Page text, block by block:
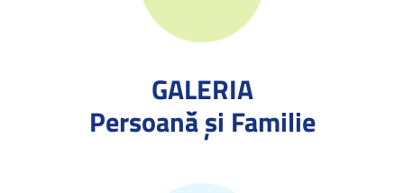
GALERIA
Persoană și Familie